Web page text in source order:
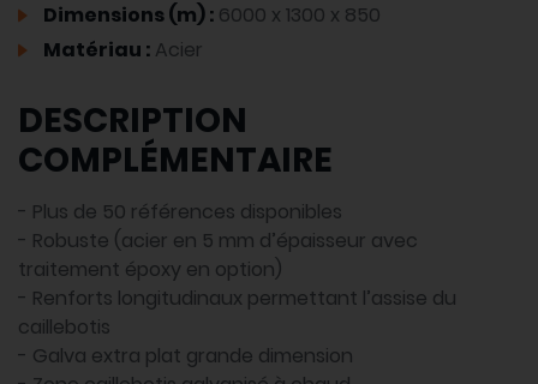
Dimensions (m) : 6000 x 1300 x 850
Matériau : Acier
DESCRIPTION
COMPLÉMENTAIRE
- Plus de 50 références disponibles
- Robuste (acier en 5 mm d’épaisseur avec
traitement époxy en option)
- Renforts longitudinaux permettant l’assise du
caillebotis
- Galva extra plat grande dimension